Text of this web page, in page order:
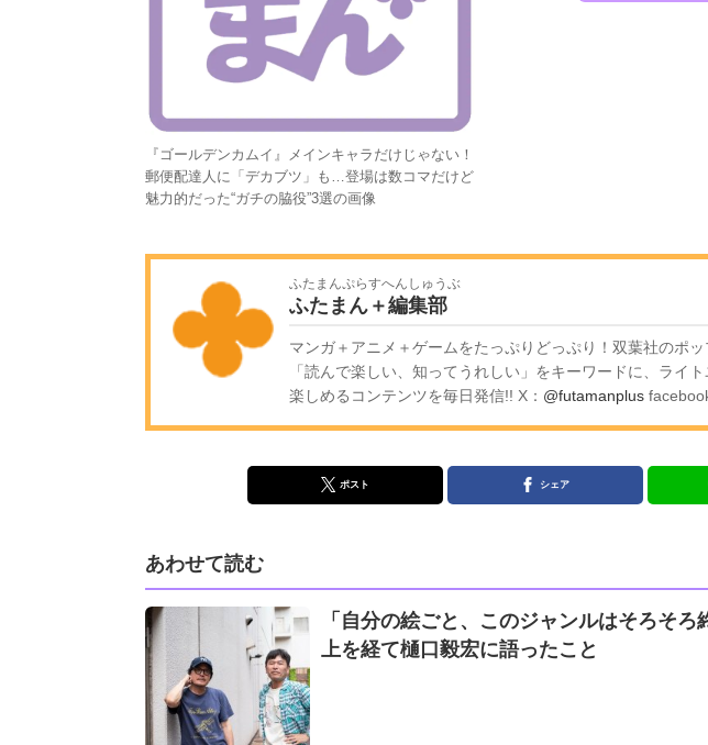
『ゴールデンカムイ』メインキャラだけじゃない！
郵便配達人に「デカブツ」も…登場は数コマだけど
魅力的だった“ガチの脇役”3選の画像
ふたまんぷらすへんしゅうぶ
ふたまん＋編集部
マンガ＋アニメ＋ゲームをたっぷりどっぷり！双葉社のポッ
「読んで楽しい、知ってうれしい」をキーワードに、ライ
楽しめるコンテンツを毎日発信!! X： @futamanplus
ポスト シェア
あわせて読む
「自分の絵ごと、このジャンルはそろそ
上を経て樋口毅宏に語ったこと